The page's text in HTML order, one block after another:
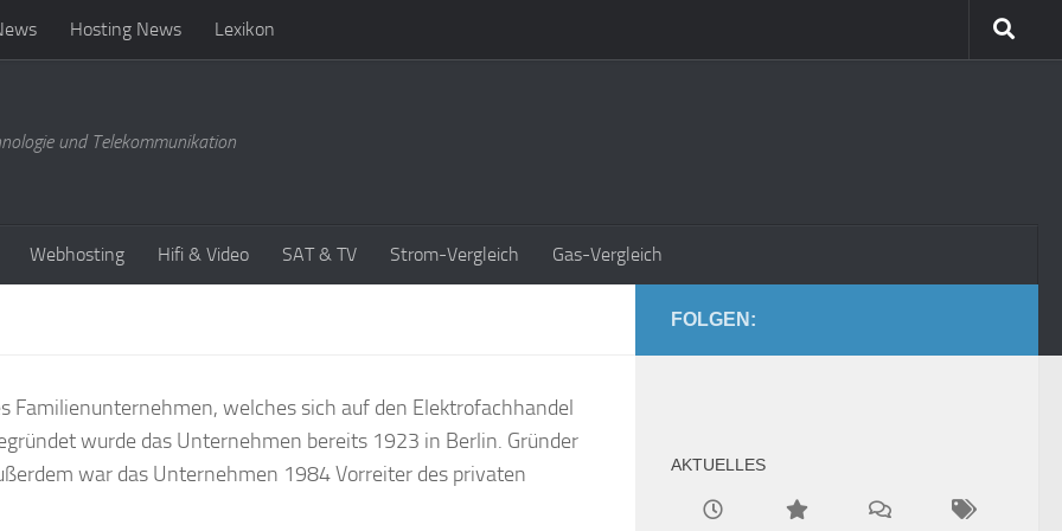
Hosting News Lexikon
und Telekommunikation
Webhosting Hifi & Video SAT & TV Strom-Vergleich Gas-Vergleich
Familienunternehmen, welches sich auf den Elektrofachhandel
wurde das Unternehmen bereits 1923 in Berlin. Gründer
war das Unternehmen 1984 Vorreiter des privaten
FOLGEN:
AKTUELLES